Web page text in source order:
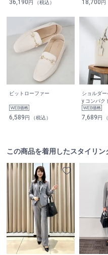
36,190円 （税込） 18,700円
ビットローファー
6,589円 （税込）
ショルダ
y コンパク
7,689円
この商品を着用したスタイリン